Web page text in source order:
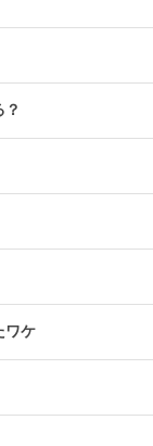
ワケ